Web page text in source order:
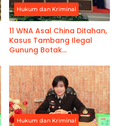
Hukum dan Kriminal
11 WNA Asal China Ditahan,
Kasus Tambang Ilegal
Gunung Botak
Tetapkan 25 Tersangka
Hukum dan Kriminal